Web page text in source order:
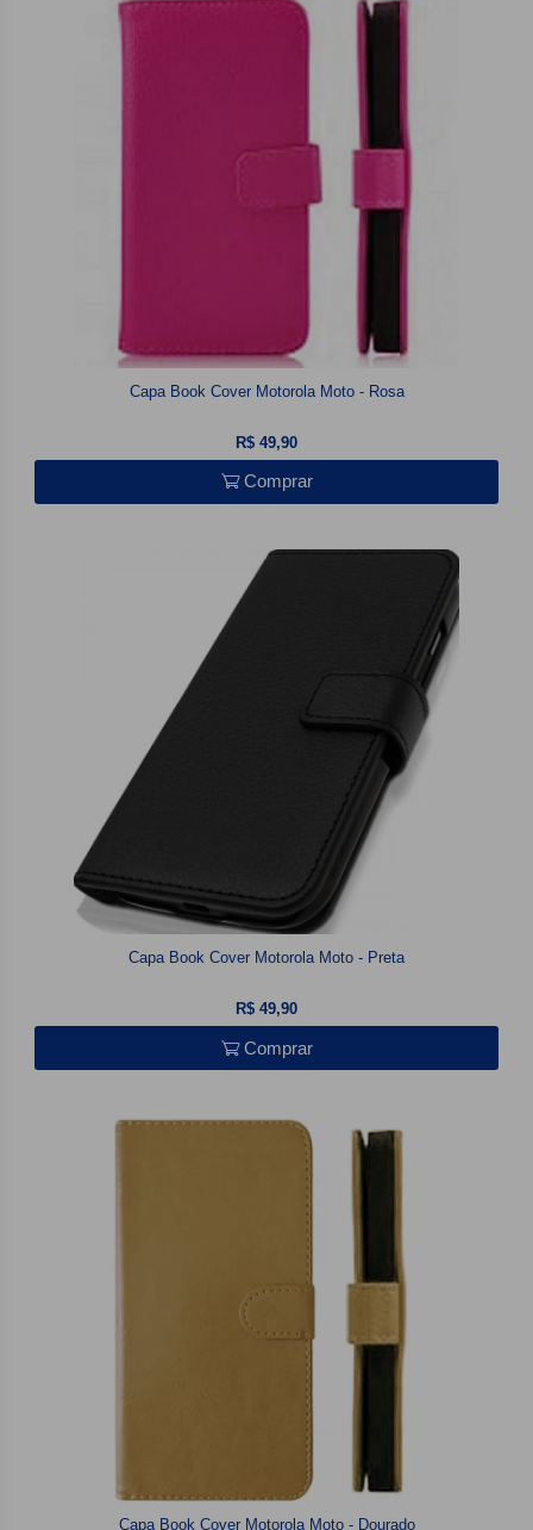
Capa Book Cover Motorola Moto - Rosa
R$ 49,90
Comprar
Capa Book Cover Motorola Moto - Preta
R$ 49,90
Comprar
Capa Book Cover Motorola Moto - Dourado